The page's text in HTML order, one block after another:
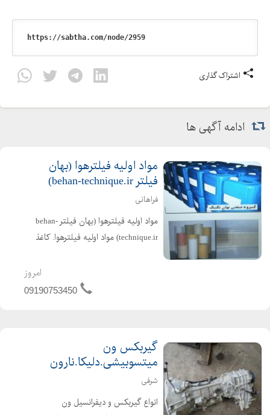
اشتراک گذاری
ادامه آگهی ها
مواد اوليه فيلترهوا (بهان
فیلتر behan-technique.ir)
فراهانی
مواد اوليه فيلترهوا (بهان فیلتر behan-
technique.ir) مواد اوليه فيلترهوا. کاغذ
کنيد) کاغذ فيلتر هوا و روغن خودروهاي
سبک و سنگين در اوزان و عرضهاي
امروز
09190753450
گیربکس ون
میتسوبیشی.دلیکا.نارون
شرفی
انواع گیربکس و دیفرانسیل ون